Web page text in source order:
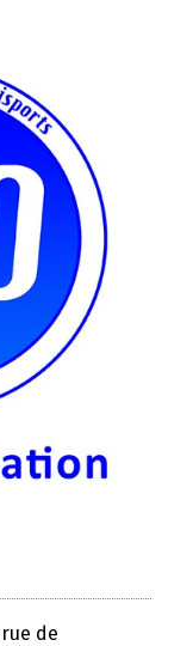
de